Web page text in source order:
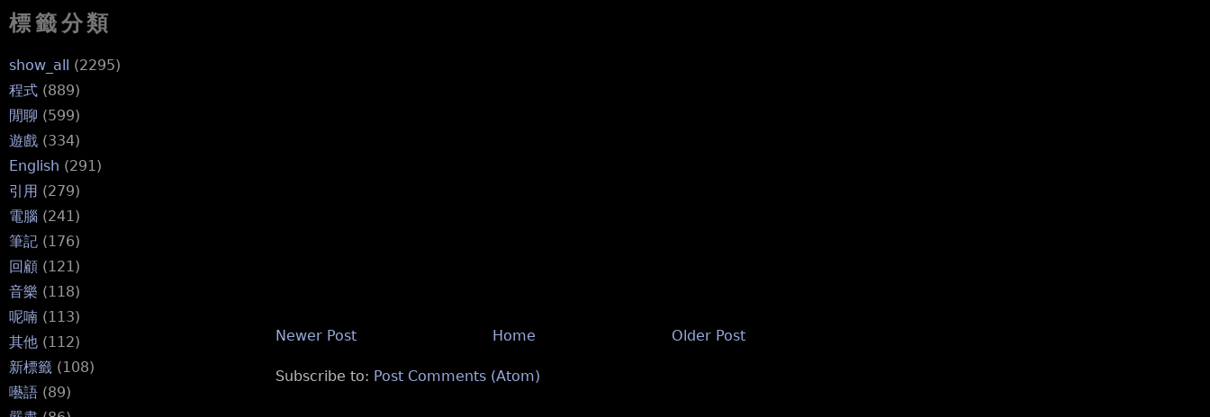
標籤分類
show_all (2295)
程式 (889)
閒聊 (599)
遊戲 (334)
English (291)
引用 (279)
電腦 (241)
筆記 (176)
回顧 (121)
音樂 (118)
呢喃 (113)
其他 (112)
新標籤 (108)
囈語 (89)
Newer Post Older Post
Home
Subscribe to: Post Comments (Atom)